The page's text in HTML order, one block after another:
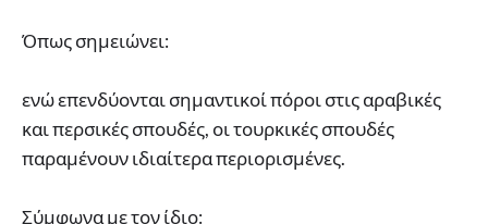
Όπως σημειώνει:
ενώ επενδύονται σημαντικοί πόροι στις αραβικές
και περσικές σπουδές, οι τουρκικές σπουδές
παραμένουν ιδιαίτερα περιορισμένες.
Σύμφωνα με τον ίδιο: